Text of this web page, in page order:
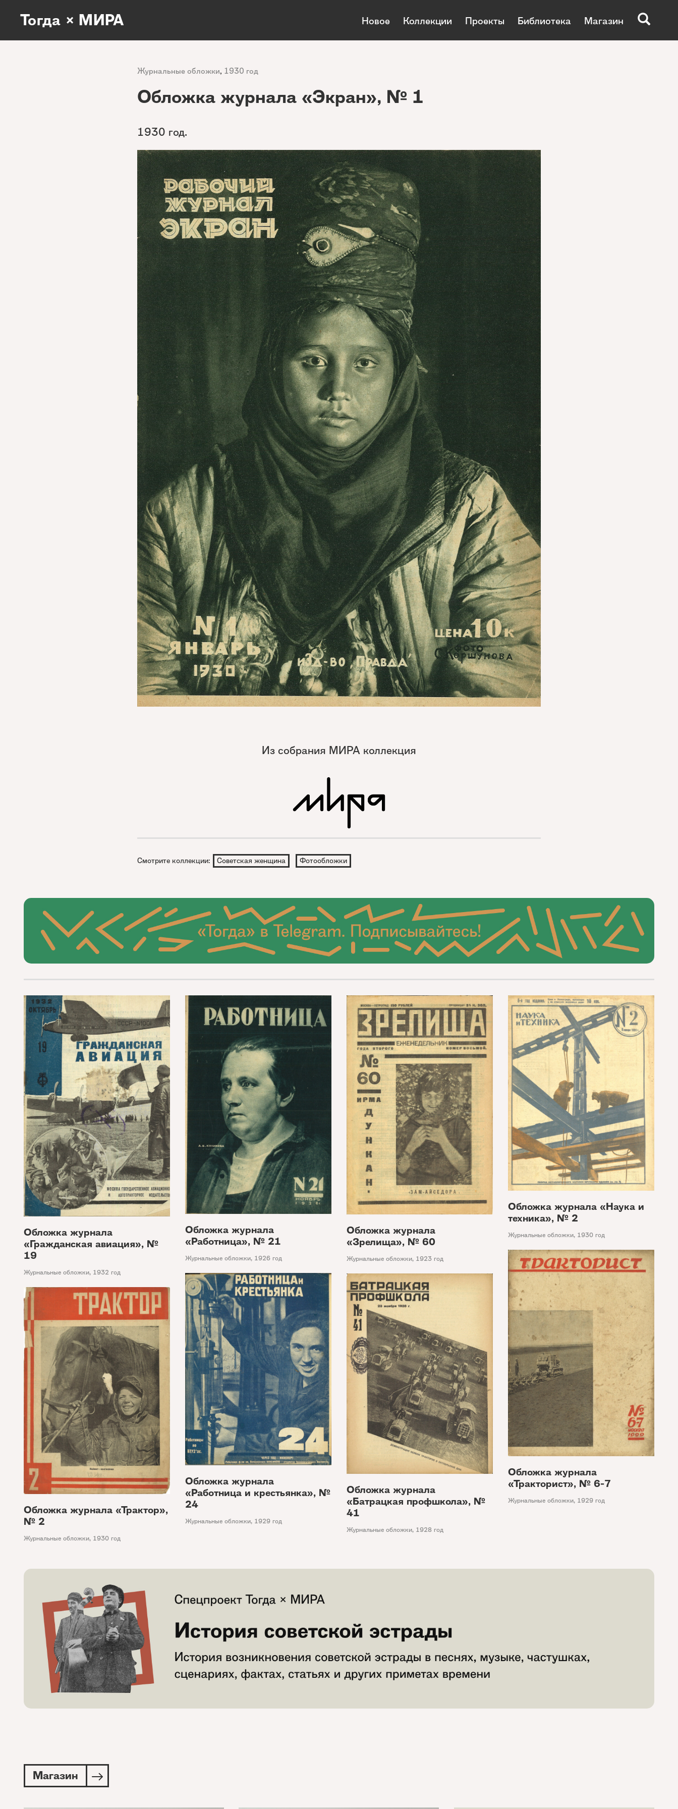
Тогда × МИРА Новое Коллекции Проекты Библиотека Магазин
Журнальные обложки, 1930 год
Обложка журнала «Экран», № 1
1930 год.
Из собрания МИРА коллекция
Смотрите коллекции: Советская женщина Фотообложки
Обложка журнала
«Гражданская авиация», №
19
Журнальные обложки, 1932 год
Обложка журнала
«Работница», № 21
Журнальные обложки, 1926 год
Обложка журнала
«Зрелища», № 60
Журнальные обложки, 1923 год
Обложка журнала «Наука и
техника», № 2
Журнальные обложки, 1930 год
Обложка журнала
«Тракторист», № 6-7
Журнальные обложки, 1929 год
Обложка журнала
«Работница и крестьянка», №
24
Журнальные обложки, 1929 год
Обложка журнала
«Батрацкая профшкола», №
41
Журнальные обложки, 1928 год
Обложка журнала «Трактор»,
№ 2
Журнальные обложки, 1930 год
Магазин